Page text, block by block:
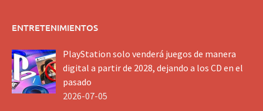
ENTRETENIMIENTOS
PlayStation solo venderá juegos de manera
digital a partir de 2028, dejando a los CD en el
pasado
2026-07-05